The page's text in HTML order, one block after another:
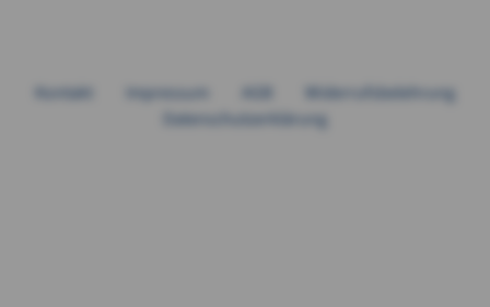
Kontakt Impressum
Widerrufsbelehrung
Datenschutzerklärung